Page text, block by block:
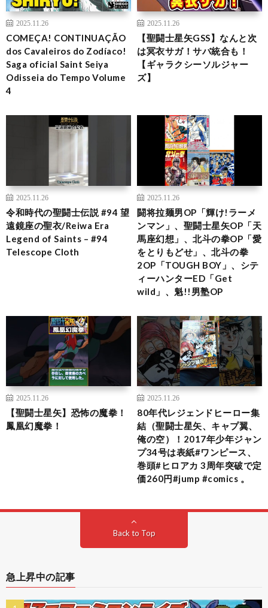
2025.11.26
COMEÇA! CONTINUAÇÃO
dos Cavaleiros do Zodíaco!
Saga oficial Saint Seiya
Odisseia do Tempo Volume
4
2025.11.26
【聖闘士星矢GSS】なんと次
は冥衣サガ！サバ統合も！
【ギャラクシーソルジャー
ズ】
2025.11.26
令和時代の聖闘士伝説 #94 望
遠鏡座の聖衣/Reiwa Era
Legend of Saints – #94
Telescope Cloth
2025.11.26
闘将拉麺男OP「輝け!ラーメ
ンマン」、聖闘士星矢OP「天
馬座幻想」、北斗の拳OP「愛
をとりもどせ」、北斗の拳
2OP「TOUGH BOY」、シテ
ィーハンターED「Get
wild」、魁!!男塾OP
2025.11.26
【聖闘士星矢】恐怖の魔拳！
鳳凰幻魔拳！
2025.11.26
80年代レジェンドヒーロー集
結（聖闘士星矢、キャプ翼、
俺の空）！2017年少年ジャン
プ34号は表紙#ワンピース、
巻頭#ヒロアカ 3周年突破で定
価260円#jump #comics 。
Back to Top
急上昇中の記事